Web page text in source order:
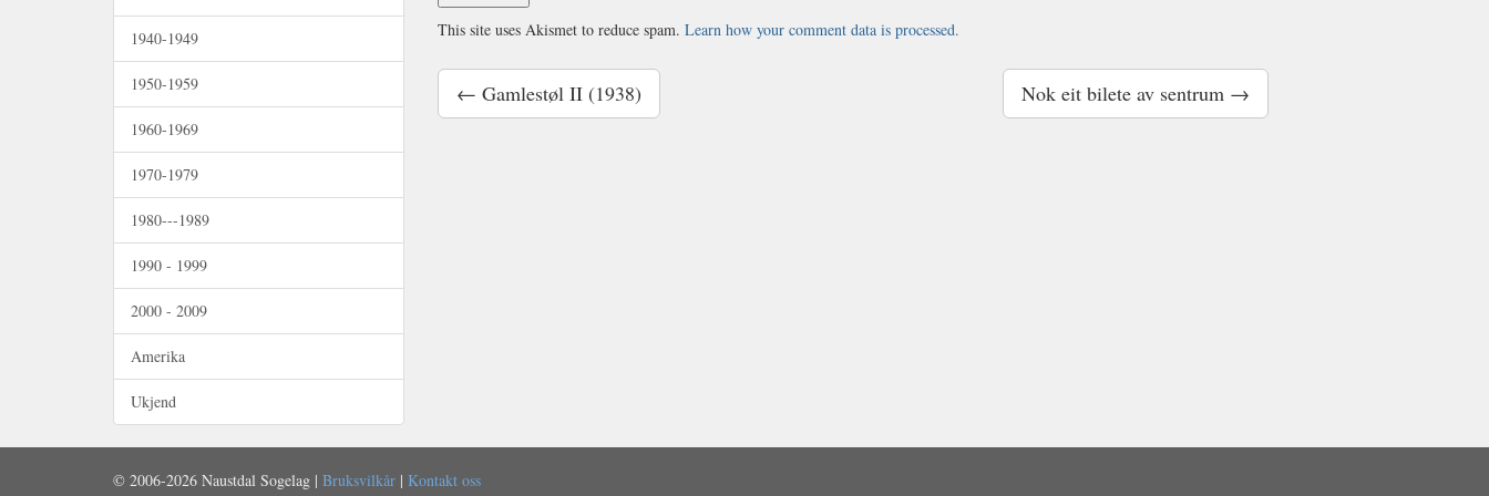
1940-1949
1950-1959
1960-1969
1970-1979
1980---1989
1990 - 1999
2000 - 2009
Amerika
Ukjend
This site uses Akismet to reduce spam. Learn how your comment data is processed.
← Gamlestøl II (1938) Nok eit bilete av sentrum →
© 2006-2026 Naustdal Sogelag | Bruksvilkår | Kontakt oss